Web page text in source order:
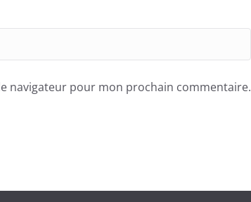
navigateur pour mon prochain commentaire.